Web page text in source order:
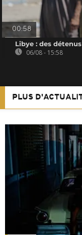
00:58
Libye : des
06/08 - 15:58
PLUS